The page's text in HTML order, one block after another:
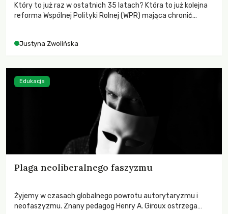
Który to już raz w ostatnich 35 latach? Która to już kolejna
reforma Wspólnej Polityki Rolnej (WPR) mająca chronić
Justyna Zwolińska
Plaga neoliberalnego faszyzmu
Żyjemy w czasach globalnego powrotu autorytaryzmu i
neofaszyzmu. Znany pedagog Henry A. Giroux ostrzega
Edukacja